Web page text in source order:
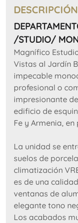
/STUDIO/
Magnífico
Vistas al Jardín
impecable
profesional o
impresionante
edificio de
Fe y Armenia,
La unidad se
suelos de
climatización
es de una
ventanas de
elegante tono
Los acabados